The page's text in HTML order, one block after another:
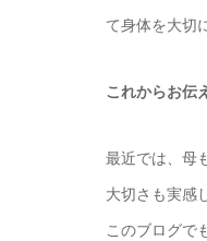
て身体を大切
これからお伝
最近では、母
大切さも実感
このブログで